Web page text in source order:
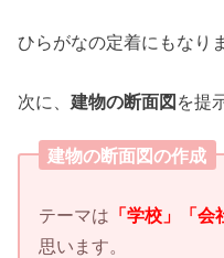
ひらがなの定着にもなり
次に、建物の断面図 を提
建物の断面図の作成
テーマは 「学校」「会
思います。